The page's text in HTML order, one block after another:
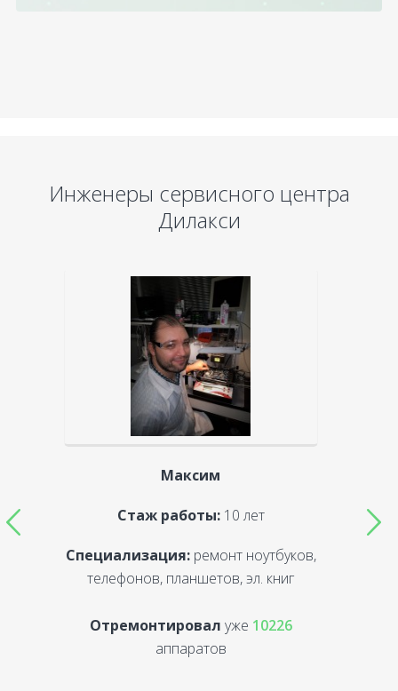
Инженеры сервисного центра
Дилакси
Максим
Стаж работы:10 лет
Специализация:ремонт ноутбуков,
телефонов, планшетов, эл. книг
Отремонтировал уже 10226
аппаратов